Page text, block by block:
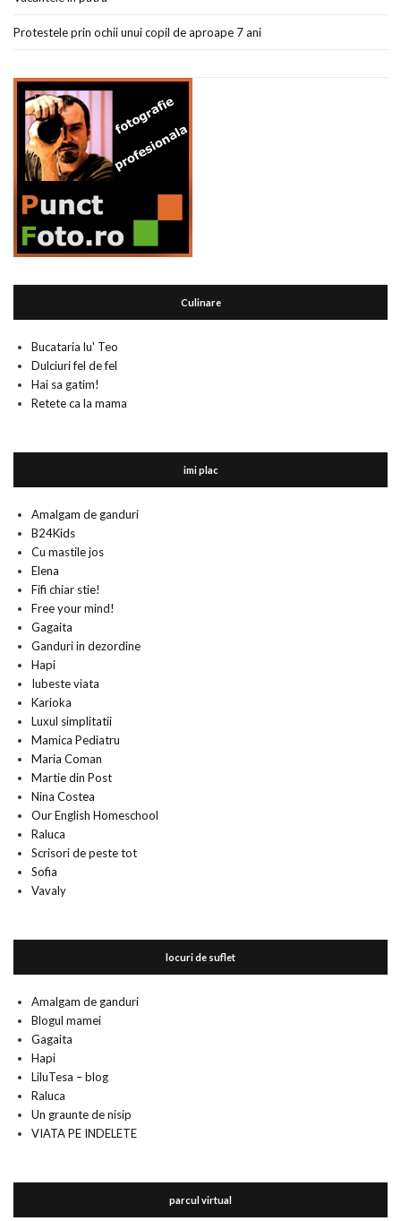
Protestele prin ochii unui copil de aproape 7 ani
Culinare
Bucataria lu' Teo
Dulciuri fel de fel
Hai sa gatim!
Retete ca la mama
imi plac
Amalgam de ganduri
B24Kids
Cu mastile jos
Elena
Fifi chiar stie!
Free your mind!
Gagaita
Ganduri in dezordine
Hapi
Iubeste viata
Karioka
Luxul simplitatii
Mamica Pediatru
Maria Coman
Martie din Post
Nina Costea
Our English Homeschool
Raluca
Scrisori de peste tot
Sofia
Vavaly
locuri de suflet
Amalgam de ganduri
Blogul mamei
Gagaita
Hapi
LiluTesa – blog
Raluca
Un graunte de nisip
VIATA PE INDELETE
parcul virtual